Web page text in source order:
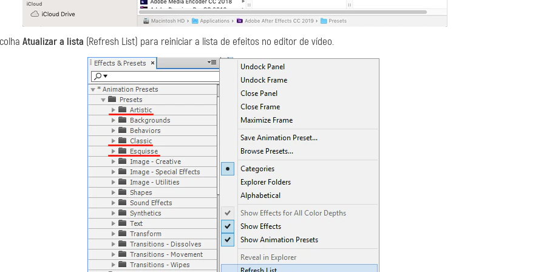
Atualizar a lista (Refresh List) para reiniciar a lista de efeitos no editor de vídeo.